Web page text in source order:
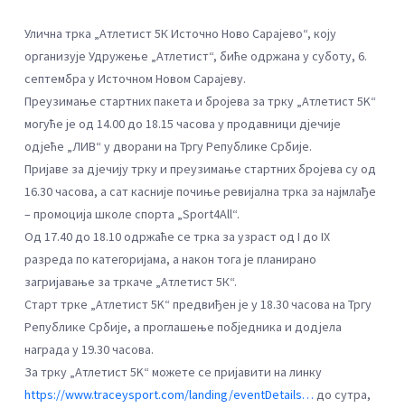
Улична трка „Атлетист 5К Источно Ново Сарајево“, коју
организује Удружење „Атлетист“, биће одржана у суботу, 6.
септембра у Источном Новом Сарајеву.
Преузимање стартних пакета и бројева за трку „Атлетист 5K“
могуће је од 14.00 до 18.15 часова у продавници дjечије
одјеће „ЛИВ“ у дворани на Тргу Републике Србије.
Пријаве за дјечију трку и преузимање стартних бројева су од
16.30 часова, а сат касније почиње ревијална трка за најмлађе
– промоција школе спорта „Sport4All“.
Од 17.40 до 18.10 одржаће се трка за узраст од I до IX
разреда по категоријама, а након тога је планирано
загријавање за тркаче „Атлетист 5К“.
Старт трке „Атлетист 5K“ предвиђен је у 18.30 часова на Тргу
Републике Србије, а проглашење побједника и додјела
награда у 19.30 часова.
За трку „Атлетист 5K“ можете се пријавити на линку
https://www.traceysport.com/landing/eventDetails… до сутра,